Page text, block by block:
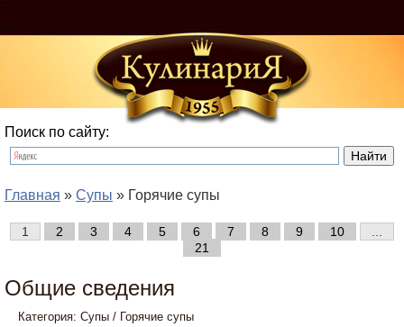
Поиск по сайту:
Главная » Супы » Горячие супы
1 2 3 4 5 6 7 8 9 10
21
Общие сведения
Категория: Супы / Горячие супы